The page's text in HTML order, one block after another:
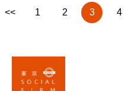
<< 1 2 3 4